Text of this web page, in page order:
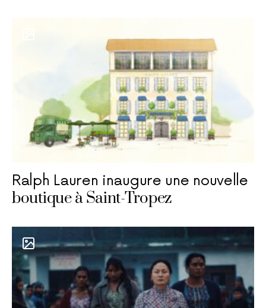
Ralph Lauren inaugure une nouvelle
boutique à Saint-Tropez